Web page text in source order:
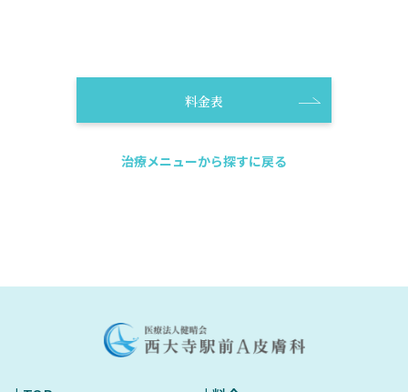
料金表
治療メニューから探すに戻る